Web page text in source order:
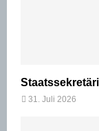
31. Juli 2026